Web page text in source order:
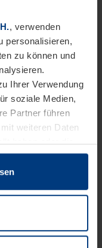
, verwenden
personalisieren,
zu können und
Ihrer Verwendung
soziale Medien,
Partner führen
weiteren Daten
haben oder die
gesammelt
unbedingt
Typen benötigen
Sie jederzeit